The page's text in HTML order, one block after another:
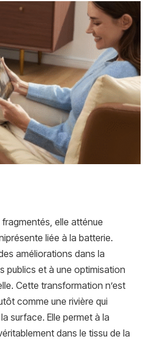
elle atténue
liée à la batterie.
améliorations dans la
publics et à une optimisation
Cette transformation n’est
comme une rivière qui
surface. Elle permet à la
dans le tissu de la